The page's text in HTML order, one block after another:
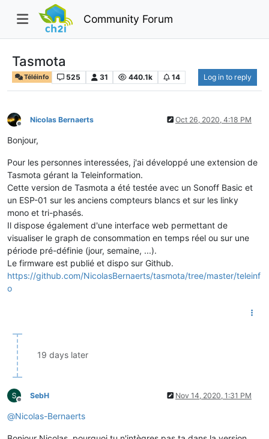
Community Forum
Tasmota
Téléinfo 525 31 440.1k 14 Log in to reply
Offline
Nicolas Bernaerts Oct 26, 2020, 4:18 PM
Bonjour,
Pour les personnes interessées, j'ai développé une extension de
Tasmota gérant la Teleinformation.
Cette version de Tasmota a été testée avec un Sonoff Basic et
un ESP-01 sur les anciens compteurs blancs et sur les linky
mono et tri-phasés.
Il dispose également d'une interface web permettant de
visualiser le graph de consommation en temps réel ou sur une
période pré-définie (jour, semaine, ...).
Le firmware est publié et dispo sur Github.
https://github.com/NicolasBernaerts/tasmota/tree/master/teleinf
o
19 days later
Offline
SebH Nov 14, 2020, 1:31 PM
@Nicolas-Bernaerts